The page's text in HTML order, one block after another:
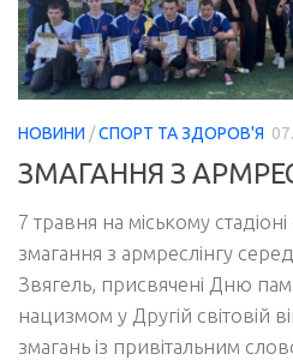
НОВИНИ /СПОРТ ТА ЗДОРОВ'Я
ЗМАГАННЯ З
7 травня на міському
змагання з армреслінгу
Звягель, присвячені Дню
нацизмом у Другій світовій
змагань із привітальним